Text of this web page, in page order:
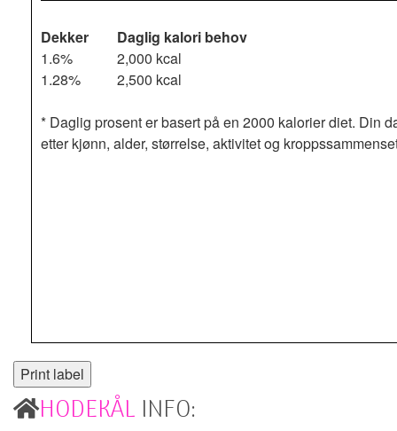
Dekker
Daglig kalori behov
1.6%
2,000 kcal
1.28%
2,500 kcal
* Daglig prosent er basert på en 2000 kalorier diet. Din
etter kjønn, alder, størrelse, aktivitet og
HODEKÅL INFO: